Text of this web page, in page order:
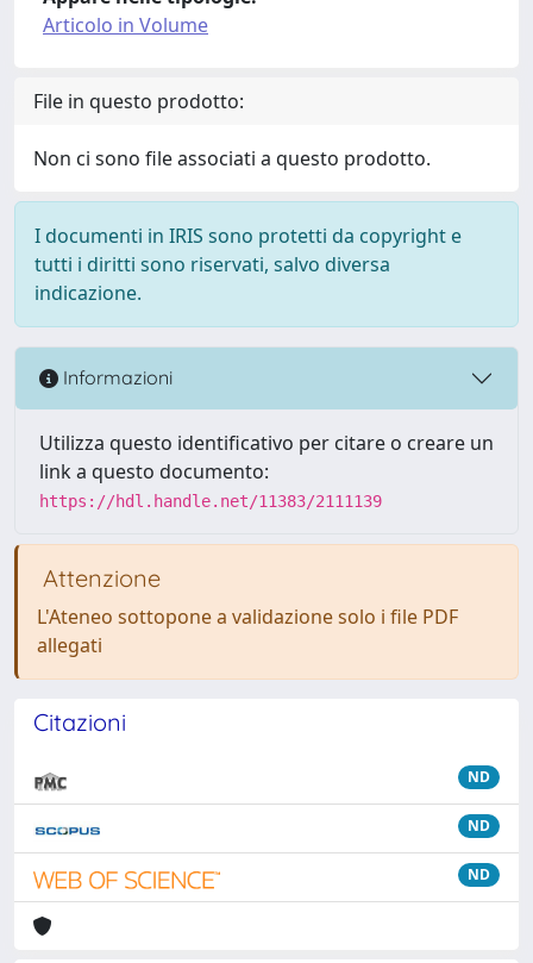
Articolo in Volume
File in questo prodotto:
Non ci sono file associati a questo prodotto.
I documenti in IRIS sono protetti da copyright e
tutti i diritti sono riservati, salvo diversa
indicazione.
Informazioni
Utilizza questo identificativo per citare o creare un
link a questo documento:
https://hdl.handle.net/11383/2111139
Attenzione
L'Ateneo sottopone a validazione solo i file PDF
allegati
Citazioni
ND
ND
ND